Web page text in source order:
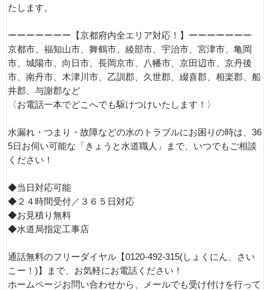
たします。
ーーーーーーー【京都府内全エリア対応！】ーーーーーーー
京都市、福知山市、舞鶴市、綾部市、宇治市、宮津市、亀岡
市、城陽市、向日市、長岡京市、八幡市、京田辺市、京丹後
市、南丹市、木津川市、乙訓郡、久世郡、綴喜郡、相楽郡、船
井郡、与謝郡など
〈お電話一本でどこへでも駆けつけいたします！〉
水漏れ・つまり・故障などの水のトラブルにお困りの時は、36
5日お伺い可能な「きょうと水道職人」まで、いつでもご相談
ください！
◆当日対応可能
◆２４時間受付／３６５日対応
◆お見積り無料
◆水道局指定工事店
通話無料のフリーダイヤル【0120-492-315(しょくにん、さい
こー！)】まで、お気軽にお電話ください！
ホームページお問い合わせから、メールでも受け付けを行って